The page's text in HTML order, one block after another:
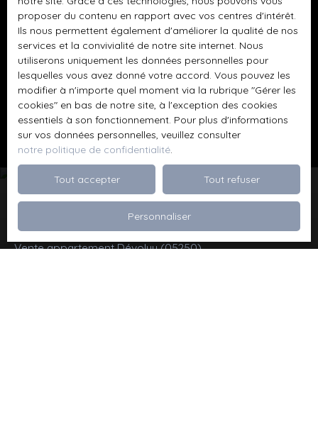
Pour en savoir plus sur le traitement de vos
données personnelles, veuillez consulter notre
politique de confidentialité.
Recevoir des annonces
Je recherche un bien
Vente appartement Dévoluy (05250)
proposer du contenu en rapport avec vos centres d'intérêt.
Ils nous permettent également d'améliorer la qualité de nos
services et la convivialité de notre site internet. Nous
utiliserons uniquement les données personnelles pour
lesquelles vous avez donné votre accord. Vous pouvez les
modifier à n'importe quel moment via la rubrique ″Gérer les
cookies″ en bas de notre site, à l'exception des cookies
essentiels à son fonctionnement. Pour plus d'informations
sur vos données personnelles, veuillez consulter
notre politique de confidentialité.
Tout accepter Tout refuser
Personnaliser